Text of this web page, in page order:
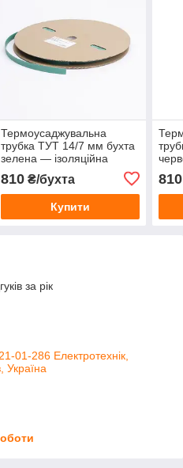
Термоусаджувальна
трубка ТУТ 14/7 мм бухта
зелена — ізоляційна
термоусадка для проводів
та кабелю
810₴/бухта
Купити
та
810
за рік
01-286 Електротехнік,
Україна